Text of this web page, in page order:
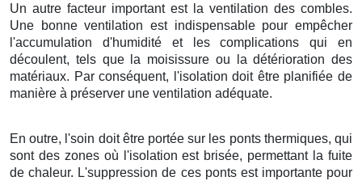
Un autre facteur important est la ventilation des combles.
Une bonne ventilation est indispensable pour empêcher
l'accumulation d'humidité et les complications qui en
découlent, tels que la moisissure ou la détérioration des
matériaux. Par conséquent, l'isolation doit être planifiée de
manière à préserver une ventilation adéquate.
En outre, l'soin doit être portée sur les ponts thermiques, qui
sont des zones où l'isolation est brisée, permettant la fuite
de chaleur. L'suppression de ces ponts est importante pour